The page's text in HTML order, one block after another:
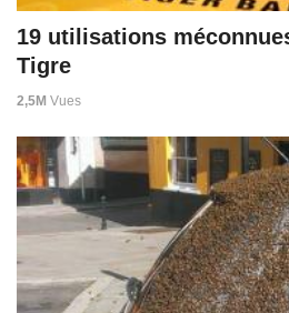
19 utilisations
Tigre
2,5M Vues